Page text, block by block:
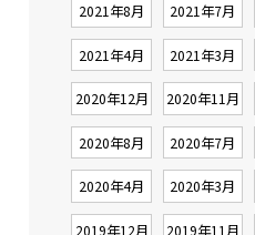
2021年8月 2021年7月
2021年4月 2021年3月
2020年12月 2020年11月
2020年8月 2020年7月
2020年4月 2020年3月
2019年12月 2019年11月